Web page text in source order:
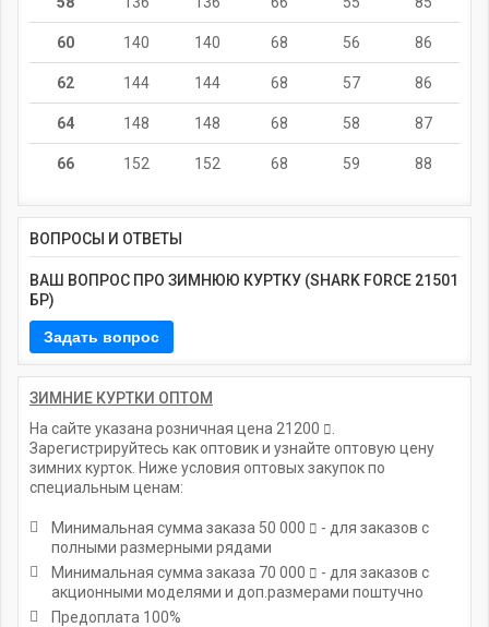
60 140 140 68 56 86
62 144 144 68 57 86
64 148 148 68 58 87
66 152 152 68 59 88
ВОПРОСЫ И ОТВЕТЫ
ВАШ ВОПРОС ПРО ЗИМНЮЮ КУРТКУ (SHARK FORCE 21501
БР)
ЗИМНИЕ КУРТКИ ОПТОМ
На сайте указана розничная цена 21200
Зарегистрируйтесь как оптовик и узнайте оптовую цену
зимних курток. Ниже условия оптовых закупок по
специальным ценам:
Минимальная сумма заказа 50 000
- для заказов с
полными размерными рядами
Минимальная сумма заказа 70 000
- для заказов с
акционными моделями и доп.размерами поштучно
Предоплата 100%